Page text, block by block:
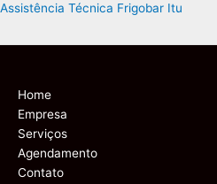
Assistência Técnica Frigobar Itu
Home
Empresa
Serviços
Agendamento
Contato